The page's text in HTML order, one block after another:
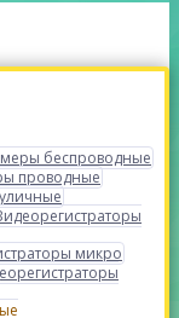
беспроводные
проводные
микро